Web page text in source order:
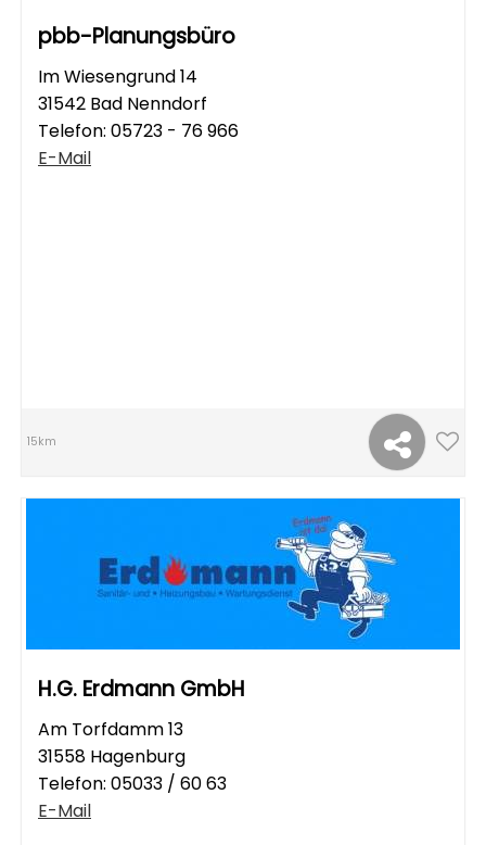
pbb-Planungsbüro
Im Wiesengrund 14
31542 Bad Nenndorf
Telefon: 05723 - 76 966
E-Mail
15km
H.G. Erdmann GmbH
Am Torfdamm 13
31558 Hagenburg
Telefon: 05033 / 60 63
E-Mail